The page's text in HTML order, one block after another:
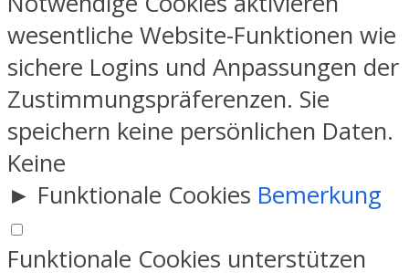
wesentliche Website-Funktionen wie
sichere Logins und Anpassungen der
Zustimmungspräferenzen. Sie
speichern keine persönlichen Daten.
Keine
► Funktionale Cookies Bemerkung
Funktionale Cookies unterstützen